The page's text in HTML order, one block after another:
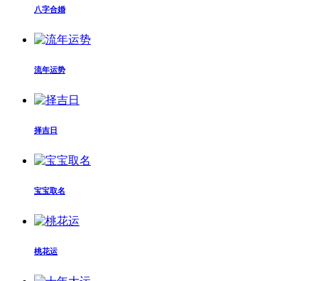
八字合婚
流年运势
择吉日
宝宝取名
桃花运